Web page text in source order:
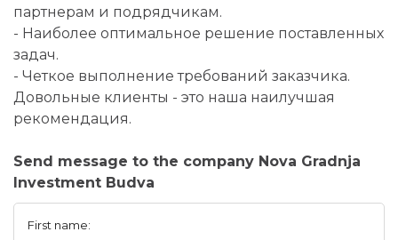
партнерам и подрядчикам.
- Наиболее оптимальное решение поставленных
задач.
- Четкое выполнение требований заказчика.
Довольные клиенты - это наша наилучшая
рекомендация.
Send message to the company Nova Gradnja
Investment Budva
First name: